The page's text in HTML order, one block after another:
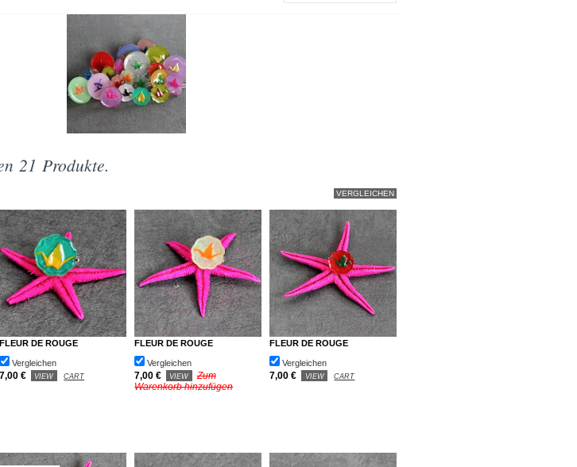
21 Produkte.
FLEUR DE ROUGE
Vergleichen
7,00 € VIEW CART
FLEUR DE ROUGE
Vergleichen
7,00 € VIEW
Zum
Warenkorb hinzufügen
FLEUR DE ROUGE
Vergleichen
7,00 € VIEW CART